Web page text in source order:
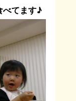
べてます♪